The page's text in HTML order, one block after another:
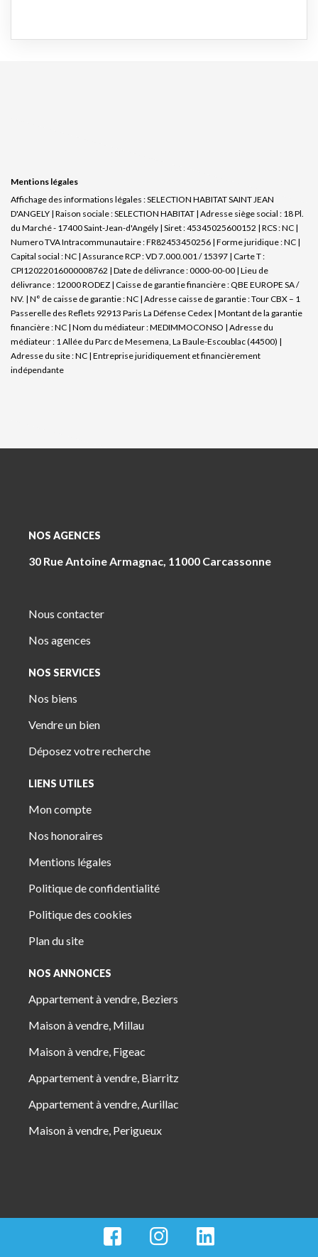
Mentions légales
Affichage des informations légales : SELECTION HABITAT SAINT JEAN
D'ANGELY | Raison sociale : SELECTION HABITAT | Adresse siège social : 18 Pl.
du Marché - 17400 Saint-Jean-d'Angély | Siret : 45345025600152 | RCS : NC |
Numero TVA Intracommunautaire : FR82453450256 | Forme juridique : NC |
Capital social : NC | Assurance RCP : VD 7.000.001 / 15397 | Carte T :
CPI12022016000008762 | Date de délivrance : 0000-00-00 | Lieu de
délivrance : 12000 RODEZ | Caisse de garantie financière : QBE EUROPE SA /
NV. | N° de caisse de garantie : NC | Adresse caisse de garantie : Tour CBX – 1
Passerelle des Reflets 92913 Paris La Défense Cedex | Montant de la garantie
financière : NC | Nom du médiateur : MEDIMMOCONSO | Adresse du
médiateur : 1 Allée du Parc de Mesemena, La Baule-Escoublac (44500) |
Adresse du site : NC | Entreprise juridiquement et financièrement
indépendante
NOS AGENCES
30 Rue Antoine Armagnac, 11000 Carcassonne
Nous contacter
Nos agences
NOS SERVICES
Nos biens
Vendre un bien
Déposez votre recherche
LIENS UTILES
Mon compte
Nos honoraires
Mentions légales
Politique de confidentialité
Politique des cookies
Plan du site
NOS ANNONCES
Appartement à vendre, Beziers
Maison à vendre, Millau
Maison à vendre, Figeac
Appartement à vendre, Biarritz
Appartement à vendre, Aurillac
Maison à vendre, Perigueux